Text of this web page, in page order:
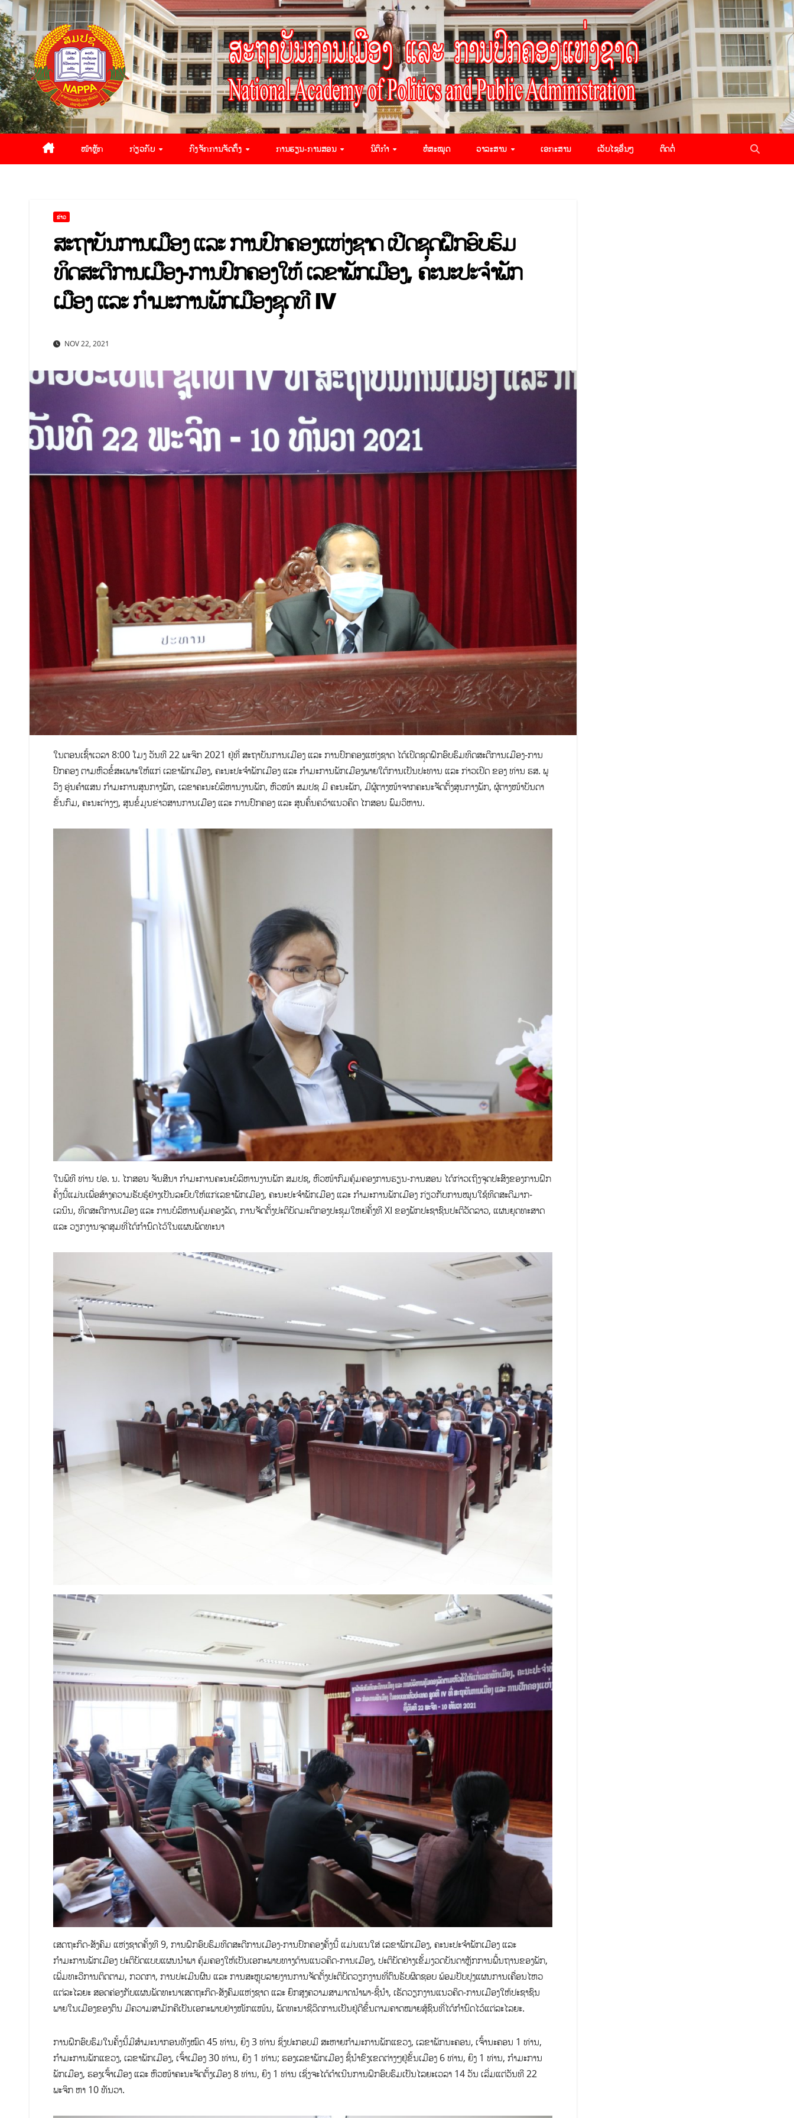
ໜ້າຫຼັກ ກ່ຽວກັບ ກົງຈັກການຈັດຕັ້ງ ການຮຽນ-ການສອນ ນິຕິກຳ ຫໍສະໝຸດ ວາລະສານ ເອກະສານ ເວັບໄຊອື່ນໆ ຕິດຕໍ່
ຂ່າວ
ສະຖາບັນການເມືອງ ແລະ ການປົກຄອງແຫ່ງຊາດ ເປີດຊຸດຝຶກອົບຮົມ
ທິດສະດີການເມືອງ-ການປົກຄອງໃຫ້ ເລຂາພັກເມືອງ, ຄະນະປະຈຳພັກ
ເມືອງ ແລະ ກຳມະການພັກເມືອງຊຸດທີ IV
NOV 22, 2021
ໃນຕອນເຊົ້າເວລາ 8:00 ໂມງ ວັນທີ 22 ພະຈິກ 2021 ຢູ່ທີ່ ສະຖາບັນການເມືອງ ແລະ ການປົກຄອງແຫ່ງຊາດ ໄດ້ເປີດຊຸດຝຶກອົບຮົມທິດສະດີການເມືອງ-ການ
ປົກຄອງ ຕາມຫົວຂໍ້ສະເພາະໃຫ້ແກ່ ເລຂາພັກເມືອງ, ຄະນະປະຈຳພັກເມືອງ ແລະ ກຳມະການພັກເມືອງພາຍໃຕ້ການເປັນປະທານ ແລະ ກ່າວເປີດ ຂອງ ທ່ານ ຮສ. ພູ
ວົງ ອຸ່ນຄຳແສນ ກຳມະການສູນກາງພັກ, ເລຂາຄະນະບໍລິຫານງານພັກ, ຫົວໜ້າ ສມປຊ ມີ ຄະນະພັກ, ມີຜູ້ຕາງໜ້າຈາກຄະນະຈັດຕັ້ງສູນກາງພັກ,​ ຜູ້ຕາງໜ້າບັນດາ
ຂັ້ນກົມ,​ ຄະນະຕ່າງໆ, ສູນຂໍ້ມູນຂ່າວສານການເມືອງ ແລະ ການປົກຄອງ ແລະ ສູນຄົ້ນຄວ້າແນວຄິດ ໄກສອນ ພົມວິຫານ.
ໃນພິທີ ທ່ານ ປອ. ນ. ໄກສອນ ຈັນສີນາ ກໍາມະການຄະນະບໍລິຫານງານພັກ ສມປຊ, ຫົວໜ້າກົມຄຸ້ມຄອງການຮຽນ-ການສອນ ໄດ້ກ່າວເຖິງຈຸດປະສົງຂອງການຝຶກ
ຄັ້ງນີ້ແມ່ນເພື່ອສ້າງຄວາມຮັບຮູ້ຢ່າງເປັນລະບົບໃຫ້ແກ່ເລຂາພັກເມືອງ, ຄະນະປະຈຳພັກເມືອງ ແລະ ກຳມະການພັກເມືອງ ກ່ຽວກັບການໝູນໃຊ້ທິດສະດີມາກ-
ເລນິນ, ທິດສະດີການເມືອງ ແລະ ການບໍລິຫານຄຸ້ມຄອງລັດ, ການຈັດຕັ້ງປະຕິບັດມະຕິກອງປະຊຸມໃຫຍ່ຄັ້ງທີ XI ຂອງພັກປະຊາຊົນປະຕິວັດລາວ, ແຜນຍຸດທະສາດ
ແລະ ວຽກງານຈຸດສຸມທີ່ໄດ້ກຳນົດໄວ້ໃນແຜນພັດທະນາ
ເສດຖະກິດ-ສັງຄົມ ແຫ່ງຊາດຄັ້ງທີ 9, ການຝຶກອົບຮົມທິດສະດີການເມືອງ-ການປົກຄອງຄັ້ງນີ້ ແມ່ນແນໃສ່ ເລຂາພັກເມືອງ, ຄະນະປະຈຳພັກເມືອງ ແລະ
ກຳມະການພັກເມືອງ ປະຕິບັດແບບແຜນນໍາພາ ຄຸ້ມຄອງໃຫ້ເປັນເອກະພາບທາງດ້ານແນວຄິດ-ການເມືອງ, ປະຕິບັດຢ່າງເຂັ້ມງວດບັນດາຫຼັກການພື້ນຖານຂອງພັກ,
ເພີ່ມທະວີການຕິດຕາມ, ກວດກາ, ການປະເມີນຜົນ ແລະ ການສະຫຼຸບລາຍງານການຈັດຕັ້ງປະຕິບັດວຽກງານທີ່ຕົນຮັບຜິດຊອບ ພ້ອມປັບປຸງແຜນການເຄື່ອນໄຫວ
ແຕ່ລະໄລຍະ ສອດຄ່ອງກັບແຜນພັດທະນາເສດຖະກິດ-ສັງຄົມແຫ່ງຊາດ ແລະ ຍົກສູງຄວາມສາມາດນຳພາ-ຊີ້ນຳ, ເຮັດວຽກງານແນວຄິດ-ການເມືອງໃຫ້ປະຊາຊົນ
ພາຍໃນເມືອງຂອງຕົນ ມີຄວາມສາມັກຄີເປັນເອກະພາບຢ່າງໜັກແໜ້ນ, ພັດທະນາຊີວິດການເປັນຢູ່ດີຂຶ້ນຕາມຄາດໝາຍສູ້ຊົນທີ່ໄດ້ກໍານົດໄວ້ແຕ່ລະໄລຍະ.
ການຝຶກອົບຮົມໃນຄັ້ງນີ້ມີສຳມະນາກອນທັງໝົດ 45 ທ່ານ, ຍິງ 3 ທ່ານ ຊິ່ງປະກອບມີ ສະຫາຍກຳມະການພັກແຂວງ, ເລຂາພັກນະຄອນ, ເຈົ້ານະຄອນ 1 ທ່ານ,
ກຳມະການພັກແຂວງ, ເລຂາພັກເມືອງ, ເຈົ້າເມືອງ 30 ທ່ານ, ຍິງ 1 ທ່ານ; ຮອງເລຂາພັກເມືອງ ຊີ້ນຳຂົງເຂດຕ່າງໆຢູ່ຂັ້ນເມືອງ 6 ທ່ານ, ຍິງ 1 ທ່ານ, ກຳມະການ
ພັກເມືອງ, ຮອງເຈົ້າເມືອງ ແລະ ຫົວໜ້າຄະນະຈັດຕັ້ງເມືອງ 8 ທ່ານ, ຍິງ 1 ທ່ານ ເຊິ່ງຈະໄດ້ດໍາເນີນການຝຶກອົບຮົມເປັນໄລຍະເວລາ 14 ວັນ ເລີ່ມແຕ່ວັນທີ 22
ພະຈິກ ຫາ 10 ທັນວາ.